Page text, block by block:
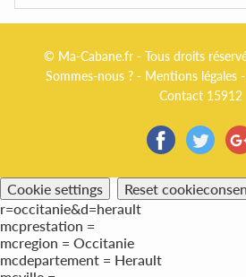
© Ma-Cabane.fr - Tous droits
Sommes-nous ? - Mentions légales -
Contact 15912
Cookie settings
Reset
r=occitanie&d=herault
mcprestation =
mcregion = Occitanie
mcdepartement = Herault